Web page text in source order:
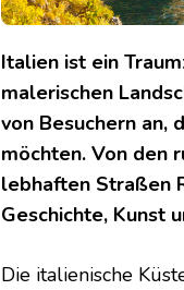
Italien ist ein
malerischen
von Besuchern an,
möchten. Von den
lebhaften Straßen
Geschichte, Kunst
Die italienische